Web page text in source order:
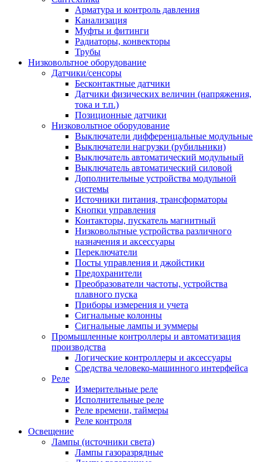
Арматура и контроль давления
Канализация
Муфты и фитинги
Радиаторы, конвекторы
Трубы
Низковольтное оборудование
Датчики/сенсоры
Бесконтактные датчики
Датчики физических величин (напряжения,
тока и т.п.)
Позиционные датчики
Низковольтное оборудование
Выключатели дифференцальные модульные
Выключатели нагрузки (рубильники)
Выключатель автоматический модульный
Выключатель автоматический силовой
Дополнительные устройства модульной
системы
Источники питания, трансформаторы
Кнопки управления
Контакторы, пускатель магнитный
Низковольтные устройства различного
назначения и аксессуары
Переключатели
Посты управления и джойстики
Предохранители
Преобразователи частоты, устройства
плавного пуска
Приборы измерения и учета
Сигнальные колонны
Сигнальные лампы и зуммеры
Промышленные контроллеры и автоматизация
производства
Логические контроллеры и аксессуары
Средства человеко-машинного интерфейса
Реле
Измерительные реле
Исполнительные реле
Реле времени, таймеры
Реле контроля
Освещение
Лампы (источники света)
Лампы газоразрядные